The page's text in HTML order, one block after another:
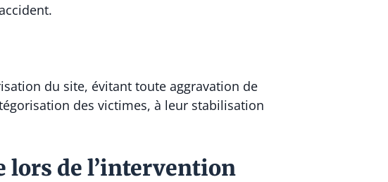
du site, évitant toute aggravation de
des victimes, à leur stabilisation
lors de l’intervention